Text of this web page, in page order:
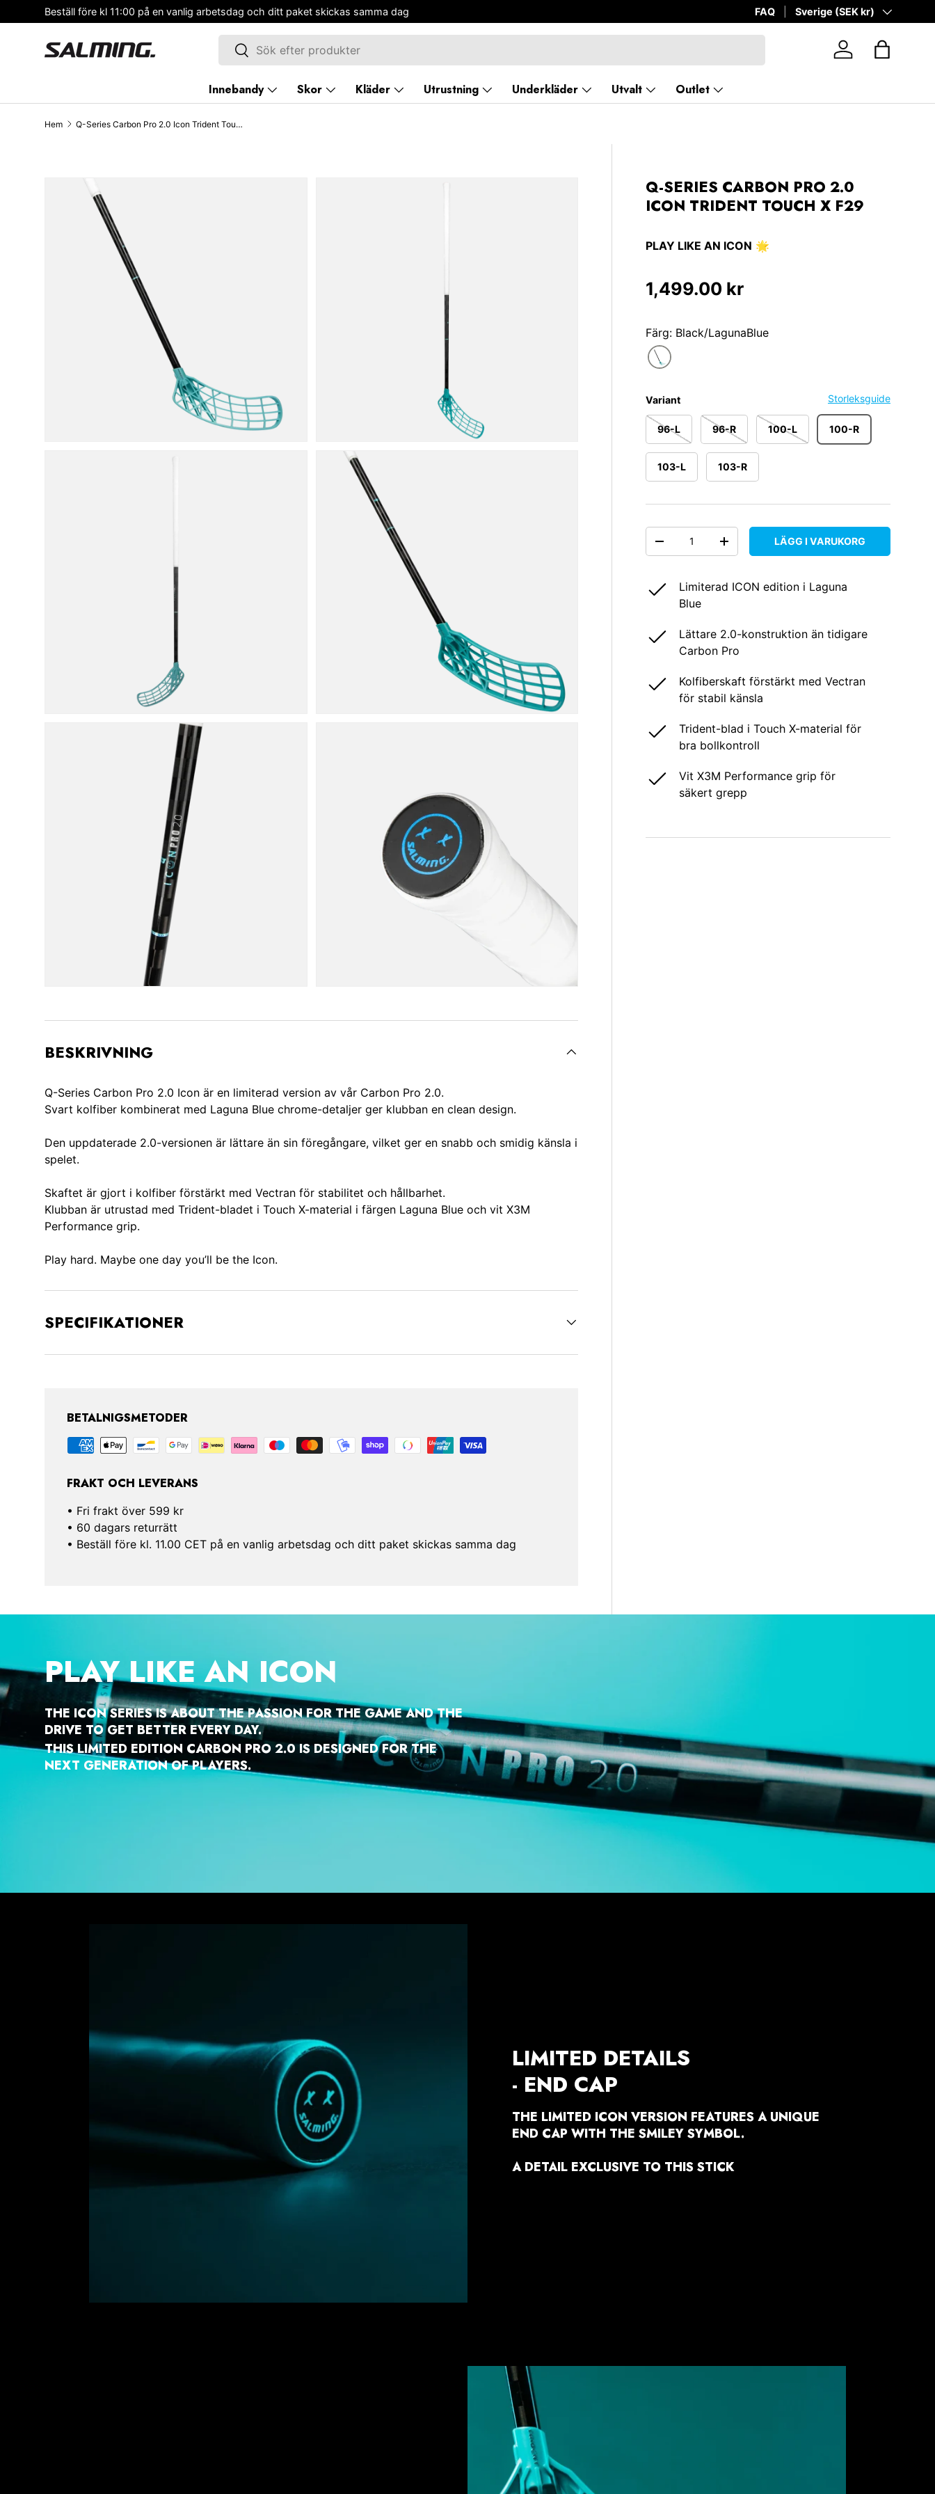
HOPPA TILL INNEHÅLLET
paket skickas samma dag FAQ Land/Region
Sverige (SEK kr)
Sök
Logga inVäska
Innebandy Skor Kläder Utrustning Underkläder Utvalt Outlet
Hem Q-Series Carbon Pro 2.0 Icon Trident Touch X F29
SKIP TO PRODUCT INFORMATION
Q-SERIES CARBON PRO 2.0
ICON TRIDENT TOUCH X F29
PLAY LIKE AN ICON 🌟
Ordinarie pris
1,499.00 kr
Färg: Black/LagunaBlue
Variant Storleksguide
96-L 96-R 100-L 100-R
103-L 103-R
DECREASE QUANTITYINCREASE QUANTITY
LÄGG I VARUKORG
Limiterad ICON edition i Laguna
Blue
Lättare 2.0-konstruktion än tidigare
Carbon Pro
Kolfiberskaft förstärkt med Vectran
för stabil känsla
Trident-blad i Touch X-material för
bra bollkontroll
Vit X3M Performance grip för
säkert grepp
BESKRIVNING
Q-Series Carbon Pro 2.0 Icon är en limiterad version av vår Carbon Pro 2.0.
Svart kolfiber kombinerat med Laguna Blue chrome-detaljer ger klubban en clean design.
Den uppdaterade 2.0-versionen är lättare än sin föregångare, vilket ger en snabb och smidig känsla i
spelet.
Skaftet är gjort i kolfiber förstärkt med Vectran för stabilitet och hållbarhet.
Klubban är utrustad med Trident-bladet i Touch X-material i färgen Laguna Blue och vit X3M
Performance grip.
SPECIFIKATIONER
BETALNIGSMETODER
FRAKT OCH LEVERANS
• Fri frakt över 599 kr
• 60 dagars returrätt
• Beställ före kl. 11.00 CET på en vanlig arbetsdag och ditt paket skickas samma dag
PLAY LIKE AN ICON
THE ICON SERIES IS ABOUT THE PASSION FOR THE GAME AND THE
DRIVE TO GET BETTER EVERY DAY.
THIS LIMITED EDITION CARBON PRO 2.0 IS DESIGNED FOR THE
NEXT GENERATION OF PLAYERS.
LIMITED DETAILS
- END CAP
THE LIMITED ICON VERSION FEATURES A UNIQUE
END CAP WITH THE SMILEY SYMBOL.
A DETAIL EXCLUSIVE TO THIS STICK